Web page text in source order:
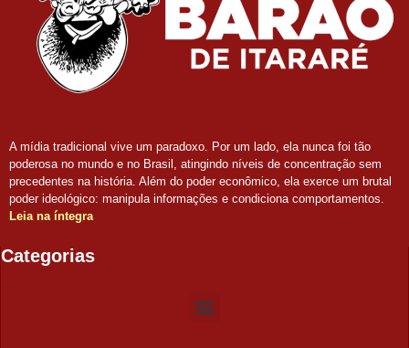
A mídia tradicional vive um paradoxo. Por um lado, ela nunca foi tão
poderosa no mundo e no Brasil, atingindo níveis de concentração sem
precedentes na história. Além do poder econômico, ela exerce um brutal
poder ideológico: manipula informações e condiciona comportamentos.
Leia na íntegra
Categorias